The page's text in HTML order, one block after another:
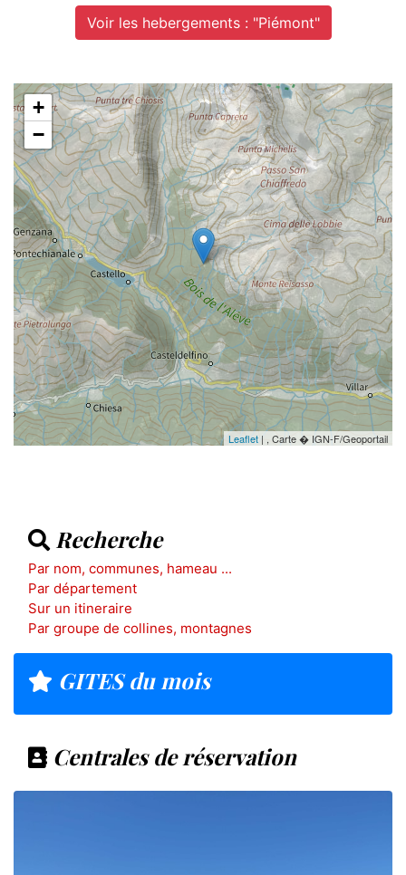
Voir les hebergements : "Piémont"
+
−
Leaflet | , Carte � IGN-F/Geoportail
Recherche
Par nom, communes, hameau ...
Par département
Sur un itineraire
Par groupe de collines, montagnes
GITES du mois
Centrales de réservation